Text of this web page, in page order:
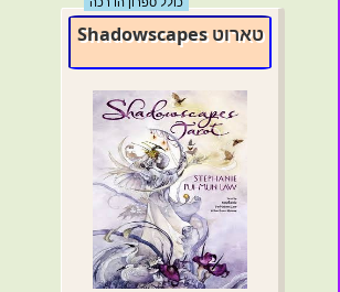
טארוט Shadowscapes